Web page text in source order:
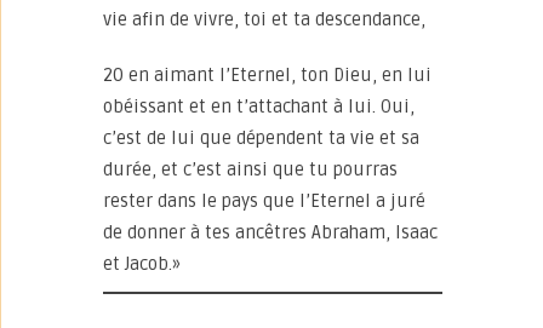
vie afin de vivre, toi et ta descendance,
20 en aimant l’Eternel, ton Dieu, en lui
obéissant et en t’attachant à lui. Oui,
c’est de lui que dépendent ta vie et sa
durée, et c’est ainsi que tu pourras
rester dans le pays que l’Eternel a juré
de donner à tes ancêtres Abraham, Isaac
et Jacob.»